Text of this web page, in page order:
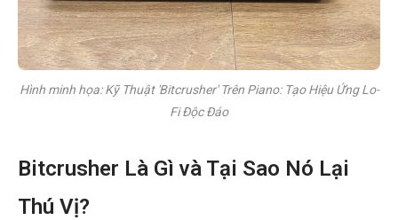
Hình minh họa: Kỹ Thuật 'Bitcrusher' Trên Piano: Tạo Hiệu Ứng Lo-
Fi Độc Đáo
Bitcrusher Là Gì và Tại Sao Nó Lại
Thú Vị?